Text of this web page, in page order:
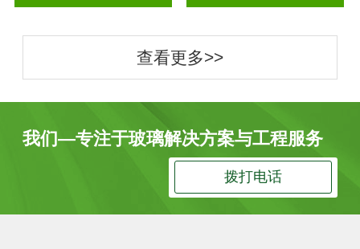
查看更多>>
我们—专注于玻璃解决方案与工程服务
拨打电话